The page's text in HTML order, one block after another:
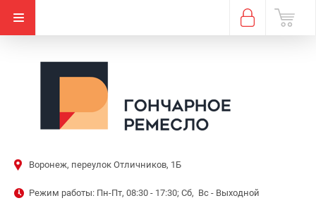
Воронеж, переулок Отличников, 1Б
Режим работы: Пн-Пт, 08:30 - 17:30; Сб, Вс - Выходной